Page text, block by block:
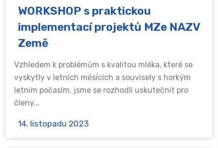
WORKSHOP s praktickou
implementací projektů MZe NAZV
Země
Vzhledem k problémům s kvalitou mléka, které se
vyskytly v letních měsících a souvisely s horkým
letním počasím, jsme se rozhodli uskutečnit pro
členy...
14. listopadu 2023